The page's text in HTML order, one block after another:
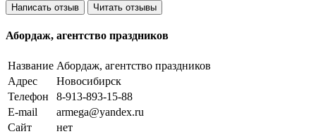
Написать отзыв Читать отзывы
Абордаж, агентство праздников
Название Абордаж, агентство праздников
Адрес
Новосибирск
Телефон
8-913-893-15-88
E-mail
armega@yandex.ru
Сайт
нет